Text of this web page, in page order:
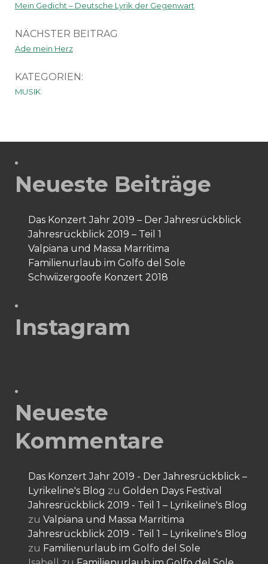
Mein Gedicht – Deutsche Lyrik der Gegenwart
NÄCHSTER BEITRAG
Ade mein Herz
KATEGORIEN:
MUSIK
Neueste Beiträge
Das Konzert Jahr 2019 – Der Jahresrückblick
Jahresrückblick 2019 – Teil 1
Valpiana und Massa Marritima
Familienurlaub im Golfo del Sole
Schwiizergoofe Konzert 2018
Instagram
Neueste
Kommentare
Das Konzert Jahr 2019 - Der Jahresrückblick –
Lyrikeline's Blog zu Golden Days Festival
Jahresrückblick 2019 - Teil 1 – Lyrikeline's Blog
zu Valpiana und Massa Marritima
Jahresrückblick 2019 - Teil 1 – Lyrikeline's Blog
zu Familienurlaub im Golfo del Sole